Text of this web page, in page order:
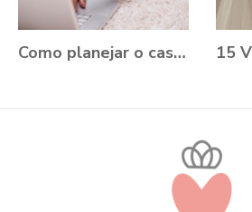
Como planejar o casamento durante a Pandemia?